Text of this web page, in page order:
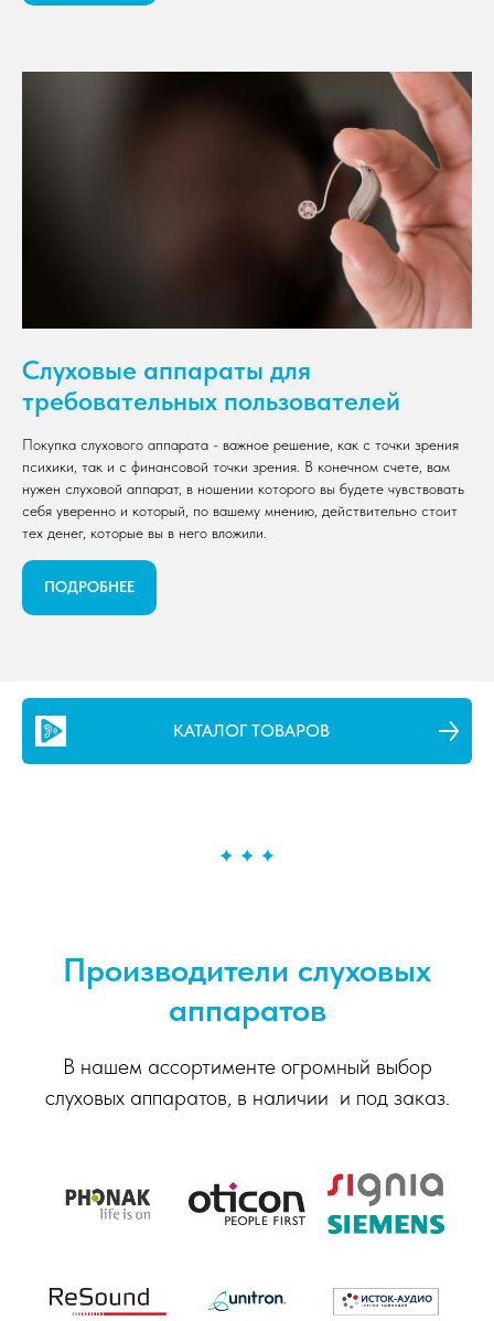
Слуховые аппараты для
требовательных пользователей
Покупка слухового аппарата - важное решение, как с точки зрения
психики, так и с финансовой точки зрения. В конечном счете, вам
нужен слуховой аппарат, в ношении которого вы будете чувствовать
себя уверенно и который, по вашему мнению, действительно стоит
тех денег, которые вы в него вложили.
ПОДРОБНЕЕ
КАТАЛОГ ТОВАРОВ
Производители слуховых
аппаратов
В нашем ассортименте огромный выбор
слуховых аппаратов, в наличии и под заказ.